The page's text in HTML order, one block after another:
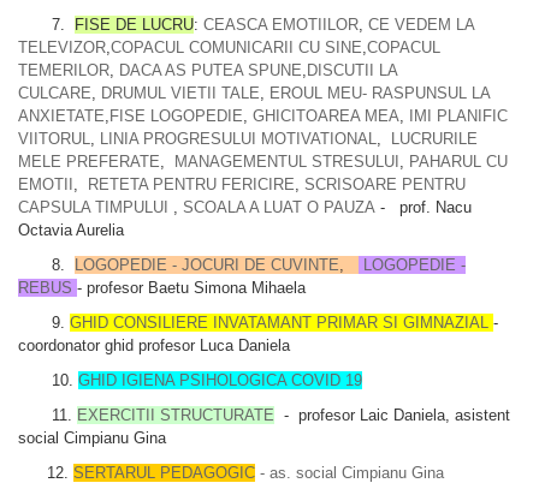
7. FISE DE LUCRU: CEASCA EMOTIILOR CE VEDEM LA
TELEVIZOR COPACUL COMUNICARII CU SINE COPACUL
TEMERILOR DACA AS PUTEA SPUNE DISCUTII LA
CULCARE
DRUMUL VIETII TALE
EROUL MEU- RASPUNSUL LA
ANXIETATE FISE LOGOPEDIE GHICITOAREA MEA
IMI PLANIFIC
VIITORUL
LINIA PROGRESULUI MOTIVATIONAL
LUCRURILE
MELE PREFERATE
MANAGEMENTUL STRESULUI
PAHARUL CU
EMOTII
RETETA PENTRU FERICIRE SCRISOARE PENTRU
CAPSULA TIMPULUI
SCOALA A LUAT O PAUZA - prof. Nacu
Octavia Aurelia
8. LOGOPEDIE - JOCURI DE CUVINTE
LOGOPEDIE -
REBUS - profesor Baetu Simona Mihaela
9. GHID CONSILIERE INVATAMANT PRIMAR SI GIMNAZIAL -
coordonator ghid profesor Luca Daniela
10. GHID IGIENA PSIHOLOGICA COVID 19
11. EXERCITII STRUCTURATE - profesor Laic Daniela, asistent
social Cimpianu Gina
12. SERTARUL PEDAGOGIC - as. social Cimpianu Gina